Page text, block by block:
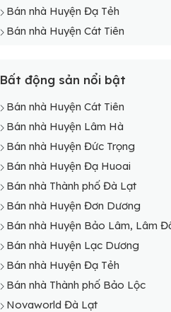
Bán nhà Huyện Đạ Tẻh
Bán nhà Huyện Cát Tiên
Bất động sản nổi bật
Bán nhà Huyện Cát Tiên
Bán nhà Huyện Lâm Hà
Bán nhà Huyện Đức Trọng
Bán nhà Huyện Đạ Huoai
Bán nhà Thành phố Đà Lạt
Bán nhà Huyện Đơn Dương
Bán nhà Huyện Bảo Lâm, Lâm
Bán nhà Huyện Lạc Dương
Bán nhà Huyện Đạ Tẻh
Bán nhà Thành phố Bảo Lộc
Novaworld Đà Lạt